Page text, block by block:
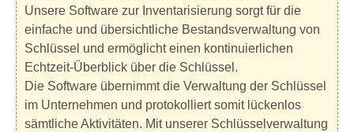
Unsere Software zur Inventarisierung sorgt für die
einfache und übersichtliche Bestandsverwaltung von
Schlüssel und ermöglicht einen kontinuierlichen
Echtzeit-Überblick über die Schlüssel.
Die Software übernimmt die Verwaltung der Schlüssel
im Unternehmen und protokolliert somit lückenlos
sämtliche Aktivitäten. Mit unserer Schlüsselverwaltung